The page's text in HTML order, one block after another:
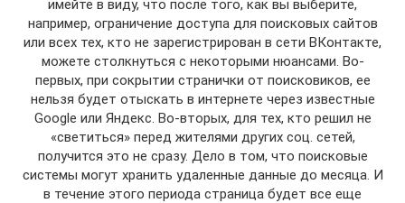
имейте в виду, что после того, как вы выберите,
например, ограничение доступа для поисковых сайтов
или всех тех, кто не зарегистрирован в сети ВКонтакте,
можете столкнуться с некоторыми нюансами. Во-
первых, при сокрытии странички от поисковиков, ее
нельзя будет отыскать в интернете через известные
Google или Яндекс. Во-вторых, для тех, кто решил не
«светиться» перед жителями других соц. сетей,
получится это не сразу. Дело в том, что поисковые
системы могут хранить удаленные данные до месяца. И
в течение этого периода страница будет все еще